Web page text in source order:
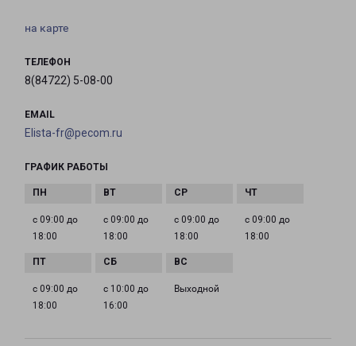
на карте
ТЕЛЕФОН
8(84722) 5-08-00
EMAIL
Elista-fr@pecom.ru
ГРАФИК РАБОТЫ
с 09:00 до
18:00
с 09:00 до
18:00
с 09:00 до
18:00
с 09:00 до
18:00
с 09:00 до
18:00
с 10:00 до
16:00
Выходной